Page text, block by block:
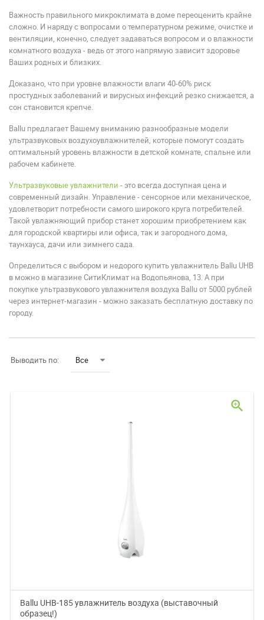
Важность правильного микроклимата в доме переоценить крайне
сложно. И наряду с вопросами о температурном режиме, очистке и
вентиляции, конечно, следует задаваться вопросом и о влажности
комнатного воздуха - ведь от этого напрямую зависит здоровье
Ваших родных и близких.
Доказано, что при уровне влажности влаги 40-60% риск
простудных заболеваний и вирусных инфекций резко снижается, а
сон становится крепче.
Ballu предлагает Вашему вниманию разнообразные модели
ультразвуковых воздухоувлажнителей, которые помогут создать
оптимальный уровень влажности в детской комнате, спальне или
рабочем кабинете.
Ультразвуковые увлажнители - это всегда доступная цена и
современный дизайн. Управление - сенсорное или механическое,
удовлетворит потребности самого широкого круга потребителей.
Такой увлажняющий прибор станет хорошим приобретением как
для городской квартиры или офиса, так и загородного дома,
таунхауса, дачи или зимнего сада.
Определиться с выбором и недорого купить увлажнитель Ballu UHB
в можно в магазине СитиКлимат на Водопьянова, 13. А при
покупке ультразвукового увлажнителя воздуха Ballu от 5000 рублей
через интернет-магазин - можно заказать бесплатную доставку по
городу.
Выводить по: Все
Ballu UHB-185 увлажнитель воздуха (выставочный
образец!)
zoom_in